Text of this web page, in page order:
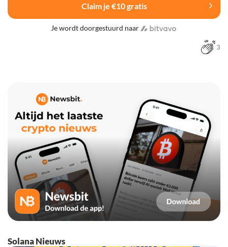
Claim je €10 gratis
Je wordt doorgestuurd naar
3
Solana Nieuws